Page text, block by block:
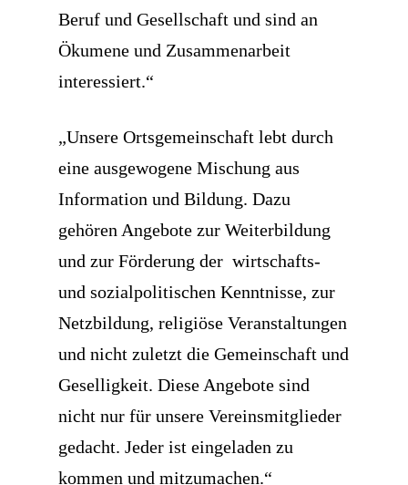
Beruf und Gesellschaft und sind an
Ökumene und Zusammenarbeit
interessiert.“
„Unsere Ortsgemeinschaft lebt durch
eine ausgewogene Mischung aus
Information und Bildung. Dazu
gehören Angebote zur Weiterbildung
und zur Förderung der wirtschafts-
und sozialpolitischen Kenntnisse, zur
Netzbildung, religiöse Veranstaltungen
und nicht zuletzt die Gemeinschaft und
Geselligkeit. Diese Angebote sind
nicht nur für unsere Vereinsmitglieder
gedacht. Jeder ist eingeladen zu
kommen und mitzumachen.“